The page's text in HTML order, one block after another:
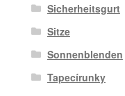
Sicherheitsgurt
Sitze
Sonnenblenden
Tapecírunky